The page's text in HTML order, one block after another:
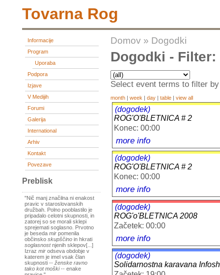
Tovarna Rog
Informacije
Program
Uporaba
Podpora
Izjave
V Medijih
Forumi
Galerija
International
Arhiv
Kontakt
Povezave
Preblisk
"Nič manj značilna ni enakost
pravic v staroslovanskih
družbah. Polno pooblastilo je
pripadalo celotni skupnosti, in
zatorej so se morali sklepi
sprejemati soglasno. Prvotno
je beseda mir pomenila
občinsko skupščino in hkrati
soglasnostnjenih sklepov[...]
Izraz mir odseva obdobje v
katerem je imel vsak član
skupnosti -- ženske ravno
tako kot moški-- enake
Domov » Dogodki
Dogodki - Filter:
Select event terms to filter by
month | week | day | table | view all
(dogodek)
ROG'O'BLETNICA # 2
Konec: 00:00
more info
(dogodek)
ROG'O'BLETNICA # 2
Konec: 00:00
more info
(dogodek)
ROG'o'BLETNICA 2008
Začetek: 00:00
more info
(dogodek)
Solidarnostna karavana